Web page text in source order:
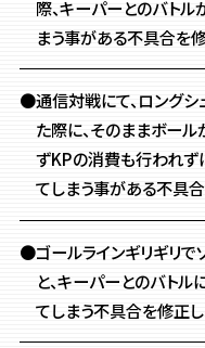
際、キーパーとのバトル
まう事がある不具合を
●通信対戦にて、ロングシ
た際に、そのままボー
ずKPの消費も行われず
てしまう事がある不具
●ゴールラインギリギリで
と、キーパーとのバトル
てしまう不具合を修正し